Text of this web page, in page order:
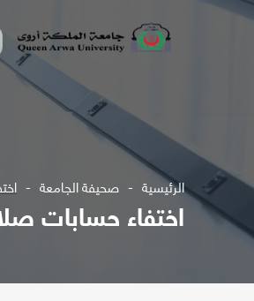
الرئيسية صحيفة الجامعة
اختفاء حسابات